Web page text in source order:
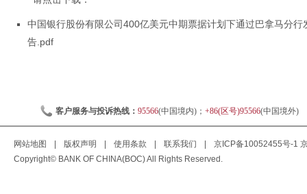
中国银行股份有限公司400亿美元中期票据计划下通过巴拿马分
告.pdf
客户服务与投诉热线： 95566(中国境内)； +86(区号)95566(中国境外)
网站地图 版权声明 使用条款 联系我们 京ICP备10052455号-1
Copyright© BANK OF CHINA(BOC) All Rights Reserved.